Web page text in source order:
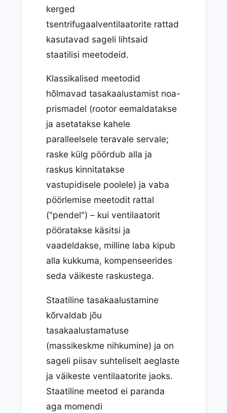
kerged
tsentrifugaalventilaatorite rattad
kasutavad sageli lihtsaid
staatilisi meetodeid.
Klassikalised meetodid
hõlmavad tasakaalustamist noa-
prismadel (rootor eemaldatakse
ja asetatakse kahele
paralleelsele teravale servale;
raske külg pöördub alla ja
raskus kinnitatakse
vastupidisele poolele) ja vaba
pöörlemise meetodit rattal
("pendel") – kui ventilaatorit
pööratakse käsitsi ja
vaadeldakse, milline laba kipub
alla kukkuma, kompenseerides
seda väikeste raskustega.
Staatiline tasakaalustamine
kõrvaldab jõu
tasakaalustamatuse
(massikeskme nihkumine) ja on
sageli piisav suhteliselt aeglaste
ja väikeste ventilaatorite jaoks.
Staatiline meetod ei paranda
aga momendi